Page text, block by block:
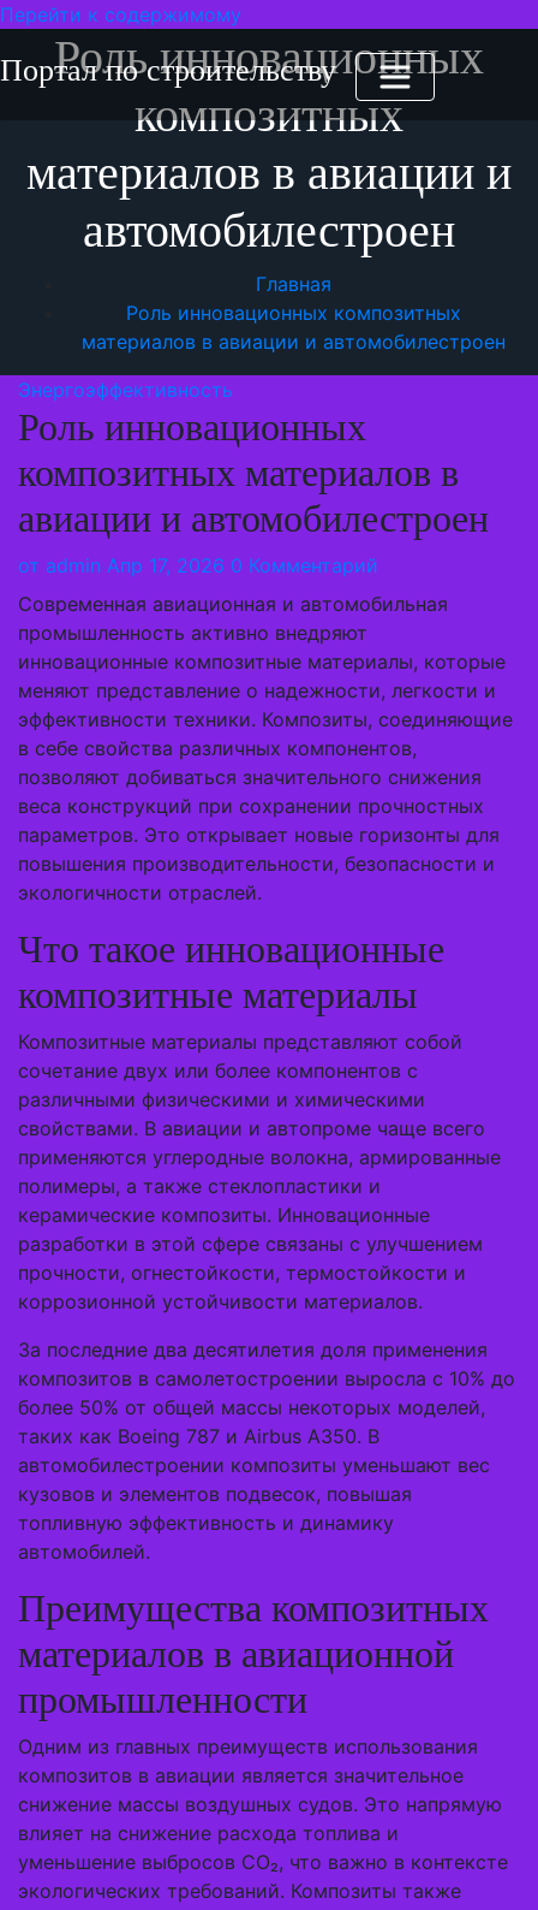
Перейти к содержимому
Портал по строительству
Роль инновационных
композитных
материалов в авиации и
автомобилестроен
Главная
Роль инновационных композитных
материалов в авиации и автомобилестроен
Энергоэффективность
Роль инновационных
композитных материалов в
авиации и автомобилестроен
от admin Апр 17, 2026 0 Комментарий
Современная авиационная и автомобильная
промышленность активно внедряют
инновационные композитные материалы, которые
меняют представление о надежности, легкости и
эффективности техники. Композиты, соединяющие
в себе свойства различных компонентов,
позволяют добиваться значительного снижения
веса конструкций при сохранении прочностных
параметров. Это открывает новые горизонты для
повышения производительности, безопасности и
экологичности отраслей.
Что такое инновационные
композитные материалы
Композитные материалы представляют собой
сочетание двух или более компонентов с
различными физическими и химическими
свойствами. В авиации и автопроме чаще всего
применяются углеродные волокна, армированные
полимеры, а также стеклопластики и
керамические композиты. Инновационные
разработки в этой сфере связаны с улучшением
прочности, огнестойкости, термостойкости и
коррозионной устойчивости материалов.
За последние два десятилетия доля применения
композитов в самолетостроении выросла с 10% до
более 50% от общей массы некоторых моделей,
таких как Boeing 787 и Airbus A350. В
автомобилестроении композиты уменьшают вес
кузовов и элементов подвесок, повышая
топливную эффективность и динамику
автомобилей.
Преимущества композитных
материалов в авиационной
промышленности
Одним из главных преимуществ использования
композитов в авиации является значительное
снижение массы воздушных судов. Это напрямую
влияет на снижение расхода топлива и
уменьшение выбросов CO₂, что важно в контексте
экологических требований. Композиты также